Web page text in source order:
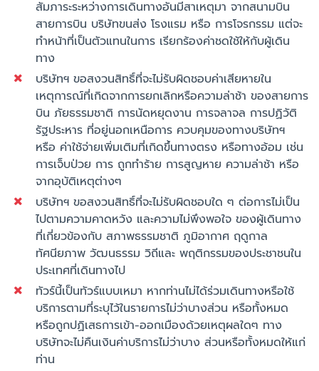
สัมภาระระหว่างการเดินทางอันมีสาเหตุมา จากสนามบิน
สายการบิน บริษัทขนส่ง โรงแรม หรือ การโจรกรรม แต่จะ
ทำหน้าที่เป็นตัวแทนในการ เรียกร้องค่าชดใช้ให้กับผู้เดิน
ทาง
บริษัทฯ ขอสงวนสิทธิ์ที่จะไม่รับผิดชอบค่าเสียหายใน
เหตุการณ์ที่เกิดจากการยกเลิกหรือความล่าช้า ของสายการ
บิน ภัยธรรมชาติ การนัดหยุดงาน การจลาจล การปฏิวัติ
รัฐประหาร ที่อยู่นอกเหนือการ ควบคุมของทางบริษัทฯ
หรือ ค่าใช้จ่ายเพิ่มเติมที่เกิดขึ้นทางตรง หรือทางอ้อม เช่น
การเจ็บป่วย การ ถูกทำร้าย การสูญหาย ความล่าช้า หรือ
จากอุบัติเหตุต่างๆ
บริษัทฯ ขอสงวนสิทธิ์ที่จะไม่รับผิดชอบใด ๆ ต่อการไม่เป็น
ไปตามความคาดหวัง และความไม่พึงพอใจ ของผู้เดินทาง
ที่เกี่ยวข้องกับ สภาพธรรมชาติ ภูมิอากาศ ฤดูกาล
ทัศนียภาพ วัฒนธรรม วิถีและ พฤติกรรมของประชาชนใน
ประเทศที่เดินทางไป
ทัวร์นี้เป็นทัวร์แบบเหมา หากท่านไม่ได้ร่วมเดินทางหรือใช้
บริการตามที่ระบุไว้ในรายการไม่ว่าบางส่วน หรือทั้งหมด
หรือถูกปฏิเสธการเข้า-ออกเมืองด้วยเหตุผลใดๆ ทาง
บริษัทจะไม่คืนเงินค่าบริการไม่ว่าบาง ส่วนหรือทั้งหมดให้แก่
ท่าน